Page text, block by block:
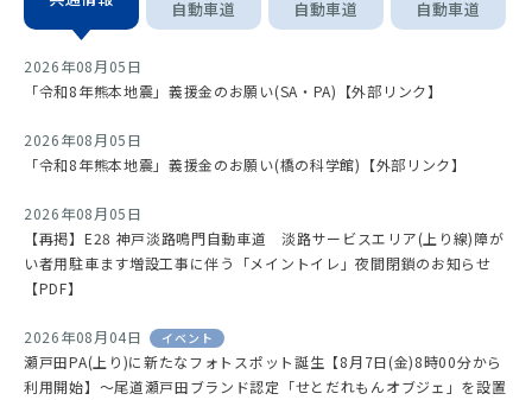
自動車道
自動車道
自動車道
2026年08月05日
「令和8年熊本地震」義援金のお願い(SA・PA)【外部リンク】
2026年08月05日
「令和8年熊本地震」義援金のお願い(橋の科学館)【外部リンク】
2026年08月05日
【再掲】E28 神戸淡路鳴門自動車道 淡路サービスエリア(上り線)障が
い者用駐車ます増設工事に伴う「メイントイレ」夜間閉鎖のお知らせ
【PDF】
2026年08月04日 イベント
瀬戸田PA(上り)に新たなフォトスポット誕生【8月7日(金)8時00分から
利用開始】～尾道瀬戸田ブランド認定「せとだれもんオブジェ」を設置